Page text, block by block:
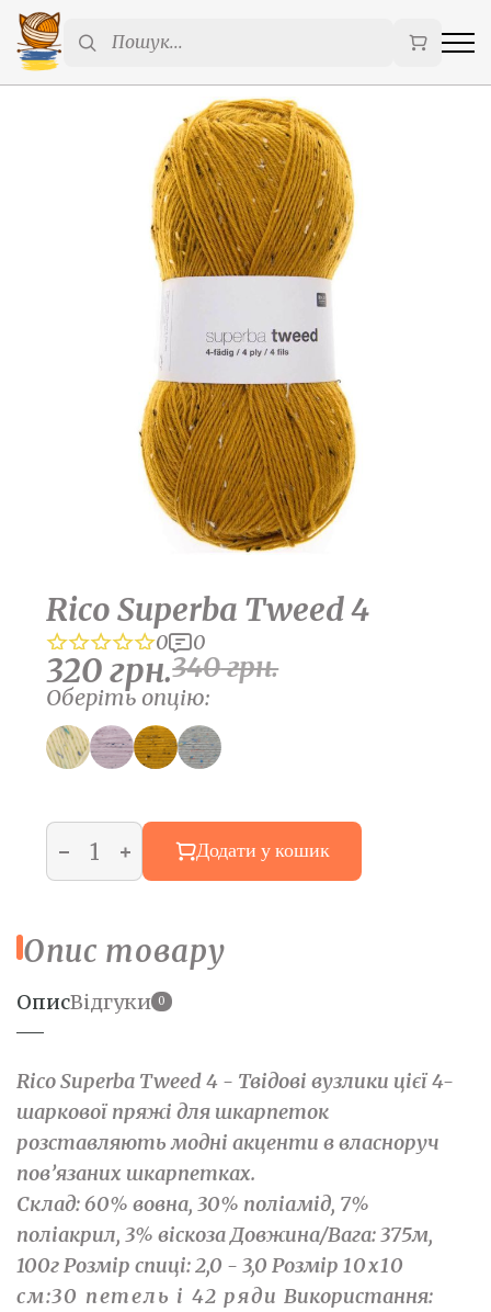
Rico Superba Tweed 4
0 0
320грн.340грн.
Оберіть опцію:
Додати у кошик
Опис товару
ОписВідгуки 0
Rico Superba Tweed 4 - Твідові вузлики цієї 4-
шаркової пряжі для шкарпеток
розставляють модні акценти в власноруч
пов’язаних шкарпетках.
Склад: 60% вовна, 30% поліамід, 7%
поліакрил, 3% віскоза Довжина/Вага: 375м,
100г Розмір спиці: 2,0 - 3,0 Розмір 10x10
см:30 петель і 42 рядиВикористання: